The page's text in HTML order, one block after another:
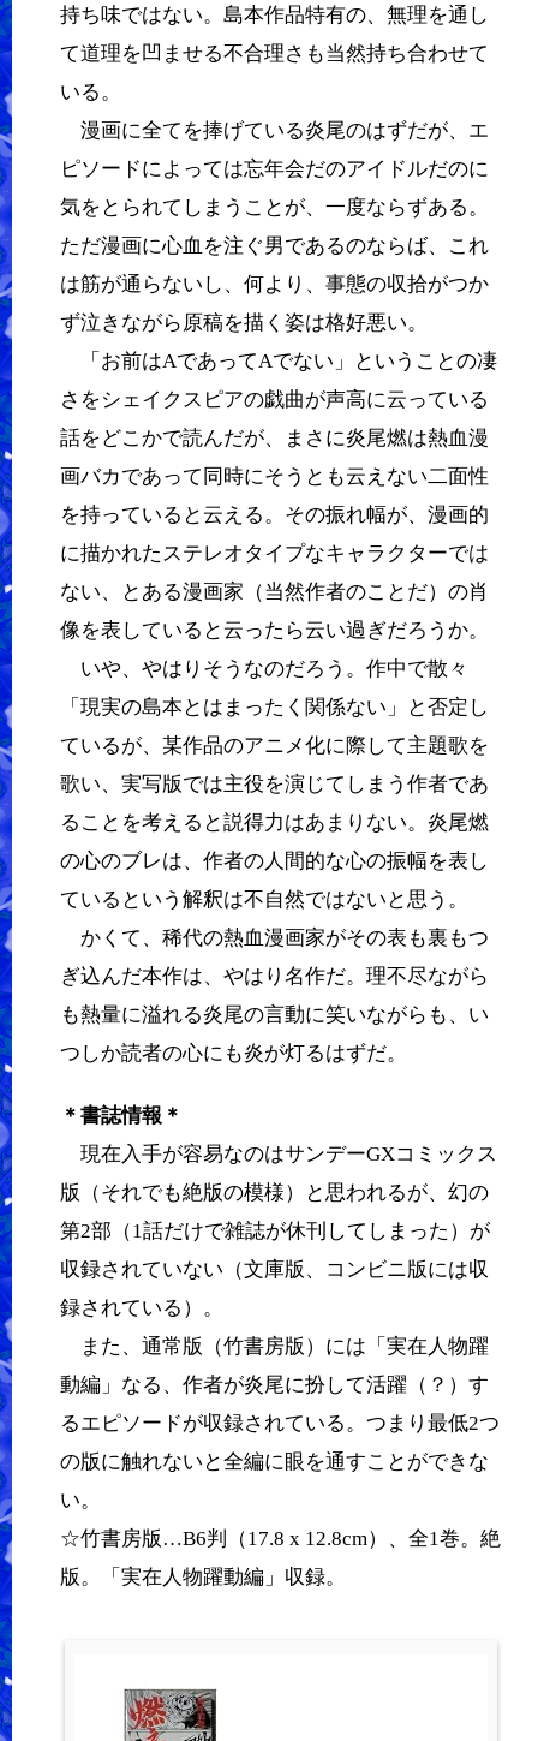
持ち味ではない。島本作品特有の、無理を通し
て道理を凹ませる不合理さも当然持ち合わせて
いる。
漫画に全てを捧げている炎尾のはずだが、エ
ピソードによっては忘年会だのアイドルだのに
気をとられてしまうことが、一度ならずある。
ただ漫画に心血を注ぐ男であるのならば、これ
は筋が通らないし、何より、事態の収拾がつか
ず泣きながら原稿を描く姿は格好悪い。
「お前はAであってAでない」ということの凄
さをシェイクスピアの戯曲が声高に云っている
話をどこかで読んだが、まさに炎尾燃は熱血漫
画バカであって同時にそうとも云えない二面性
を持っていると云える。その振れ幅が、漫画的
に描かれたステレオタイプなキャラクターでは
ない、とある漫画家（当然作者のことだ）の肖
像を表していると云ったら云い過ぎだろうか。
いや、やはりそうなのだろう。作中で散々
「現実の島本とはまったく関係ない」と否定し
ているが、某作品のアニメ化に際して主題歌を
歌い、実写版では主役を演じてしまう作者であ
ることを考えると説得力はあまりない。炎尾燃
の心のブレは、作者の人間的な心の振幅を表し
ているという解釈は不自然ではないと思う。
かくて、稀代の熱血漫画家がその表も裏もつ
ぎ込んだ本作は、やはり名作だ。理不尽ながら
も熱量に溢れる炎尾の言動に笑いながらも、い
つしか読者の心にも炎が灯るはずだ。
＊書誌情報＊
現在入手が容易なのはサンデーGXコミックス
版（それでも絶版の模様）と思われるが、幻の
第2部（1話だけで雑誌が休刊してしまった）が
収録されていない（文庫版、コンビニ版には収
録されている）。
また、通常版（竹書房版）には「実在人物躍
動編」なる、作者が炎尾に扮して活躍（？）す
るエピソードが収録されている。つまり最低2つ
の版に触れないと全編に眼を通すことができな
い。
☆竹書房版…B6判（17.8 x 12.8cm）、全1巻。絶
版。「実在人物躍動編」収録。